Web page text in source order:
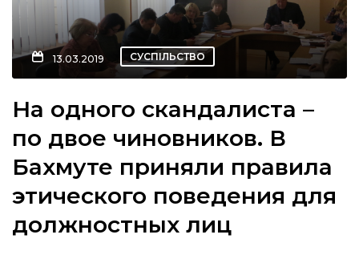
політика
13.03.2019 СУСПІЛЬСТВО
На одного скандалиста –
по двое чиновников. В
Бахмуте приняли правила
этического поведения для
должностных лиц